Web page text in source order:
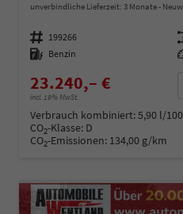
unverbindliche Lieferzeit: 3 Monate
Fahrzeugnummer 199266
Kraftstoff Benzin
23.240,– €
incl. 19% MwSt.
Verbrauch kombiniert:5,90 l/
CO2-Klasse: D
CO2-Emissionen: 134,00 g/km